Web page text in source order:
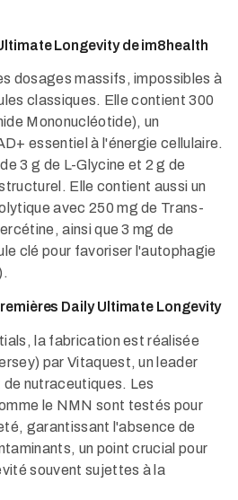
Longevity de im8health
dosages massifs, impossibles à
classiques. Elle contient 300
Mononucléotide), un
essentiel à l'énergie cellulaire.
3 g de L-Glycine et 2 g de
Elle contient aussi un
avec 250 mg de Trans-
ainsi que 3 mg de
clé pour favoriser l'autophagie
Daily Ultimate Longevity
la fabrication est réalisée
par Vitaquest, un leader
nutraceutiques. Les
le NMN sont testés pour
garantissant l'absence de
un point crucial pour
souvent sujettes à la